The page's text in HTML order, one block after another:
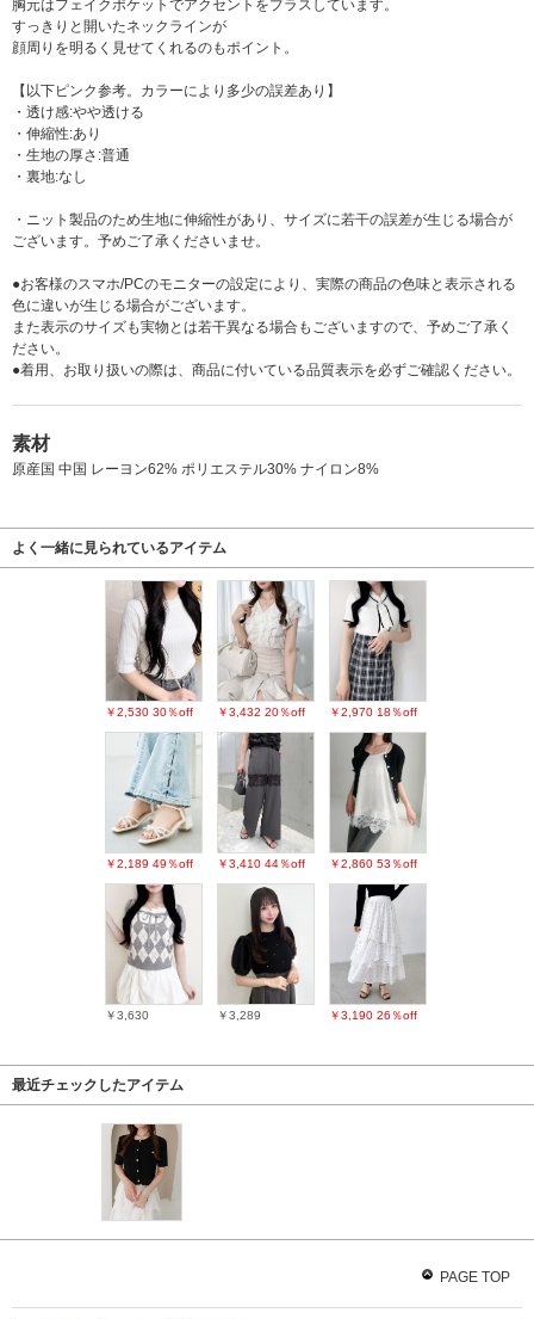
胸元はフェイクポケットでアクセントをプラスしています。
すっきりと開いたネックラインが
顔周りを明るく見せてくれるのもポイント。
【以下ピンク参考。カラーにより多少の誤差あり】
・透け感:やや透ける
・伸縮性:あり
・生地の厚さ:普通
・裏地:なし
・ニット製品のため生地に伸縮性があり、サイズに若干の誤差が生じる場合が
ございます。予めご了承くださいませ。
●お客様のスマホ/PCのモニターの設定により、実際の商品の色味と表示される
色に違いが生じる場合がございます。
また表示のサイズも実物とは若干異なる場合もございますので、予めご了承く
ださい。
●着用、お取り扱いの際は、商品に付いている品質表示を必ずご確認ください。
素材
原産国 中国 レーヨン62% ポリエステル30% ナイロン8%
よく一緒に見られているアイテム
￥2,530 30％off ￥3,432 20％off ￥2,970 18％off
￥2,189 49％off ￥3,410 44％off ￥2,860 53％off
￥3,630 ￥3,289 ￥3,190 26％off
最近チェックしたアイテム
PAGE TOP